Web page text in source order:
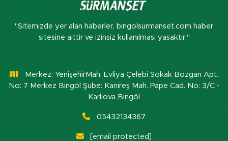
"Sitemizde yer alan haberler, bingolsurmanset.com haber
sitesine aittir ve izinsiz kullanılması yasaktır."
Merkez: YenişehirMah. Evliya Çelebi Sokak Bozgan Apt.
No: 7 Merkez Bingöl Şube: Kanireş Mah. Pape Cad. No: 3/C -
Karlıova Bingöl
05432134367
[email protected]